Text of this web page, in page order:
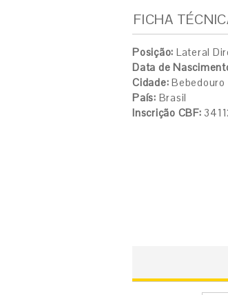
FICHA
Posição: Lateral
Data de
Cidade: Bebedouro
País: Brasil
Inscrição CBF: